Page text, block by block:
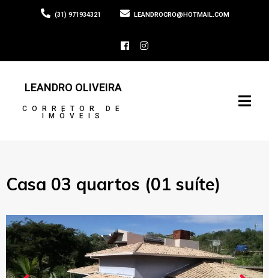
(31) 971934321 LEANDROCRO@HOTMAIL.COM
LEANDRO OLIVEIRA
CORRETOR DE
IMÓVEIS
Casa 03 quartos (01 suíte)